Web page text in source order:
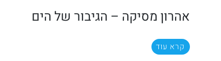
אהרון מסיקה – הגיבור של הים
קרא עוד